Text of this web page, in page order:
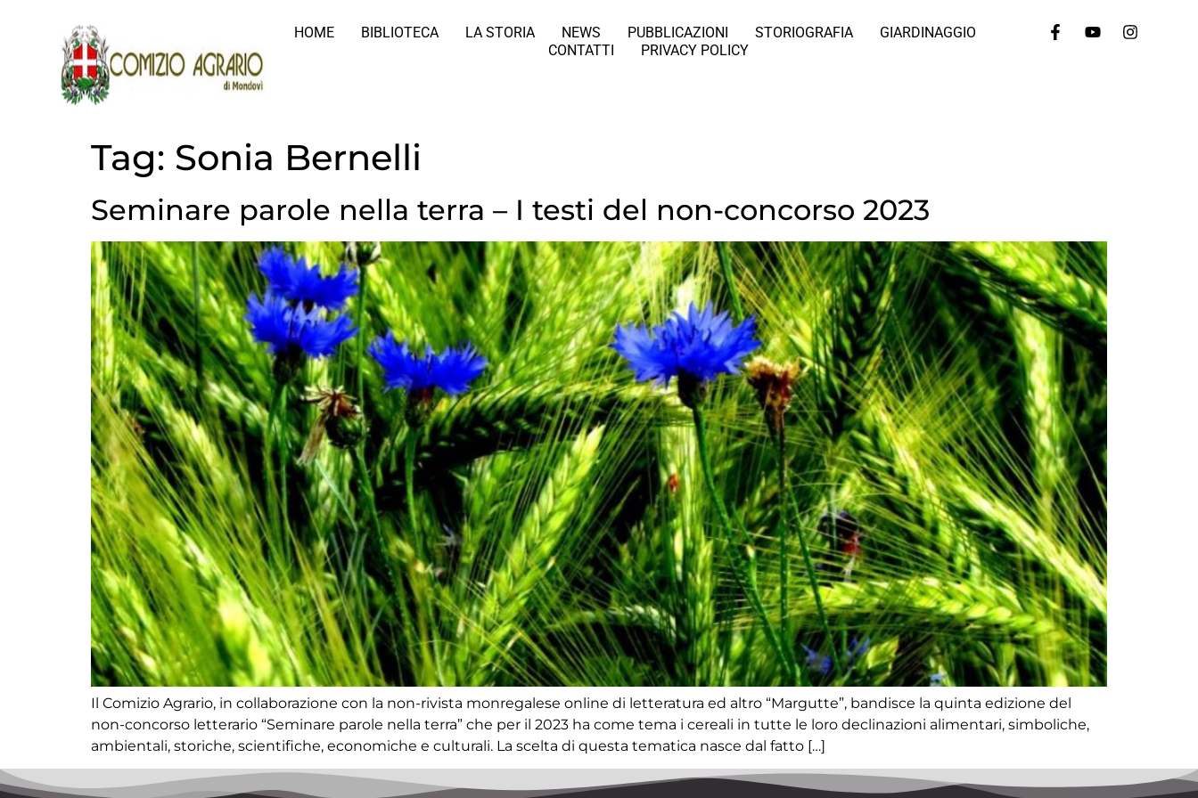
HOME BIBLIOTECA LA STORIA NEWS PUBBLICAZIONI STORIOGRAFIA
GIARDINAGGIO
CONTATTI
PRIVACY POLICY
Tag: Sonia Bernelli
Seminare parole nella terra – I testi del non-concorso 2023
Il Comizio Agrario, in collaborazione con la non-rivista monregalese online di letteratura ed altro “Margutte”, bandisce la quinta edizione del
non-concorso letterario “Seminare parole nella terra” che per il 2023 ha come tema i cereali in tutte le loro declinazioni alimentari, simboliche,
ambientali, storiche, scientifiche, economiche e culturali. La scelta di questa tematica nasce dal fatto […]